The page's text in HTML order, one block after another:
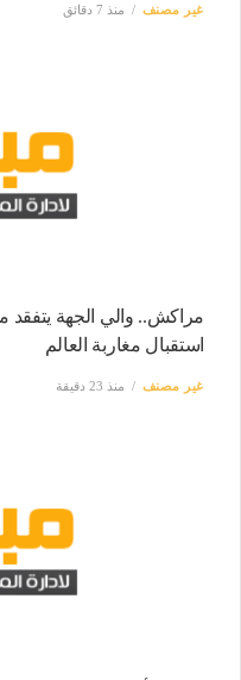
غير مصنف منذ 7 دقائق
مراكش.. والي الجهة يتفقد
استقبال مغاربة العالم
غير مصنف منذ 23 دقيقة